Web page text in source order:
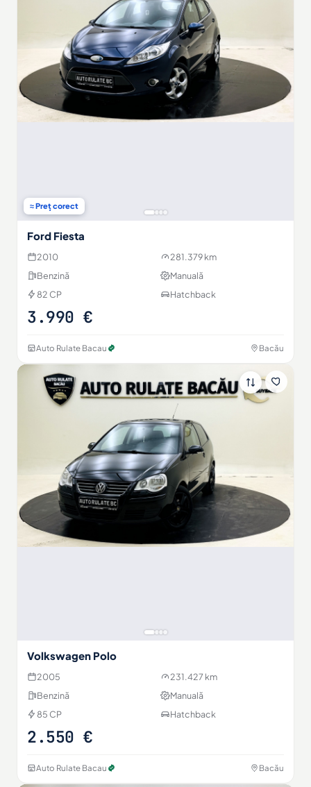
≈ Preț corect
Ford Fiesta
2010
281.379 km
Benzină
Manuală
82 CP
Hatchback
3.990 €
Auto Rulate Bacau Bacău
Volkswagen Polo
2005
231.427 km
Benzină
Manuală
85 CP
Hatchback
2.550 €
Auto Rulate Bacau Bacău